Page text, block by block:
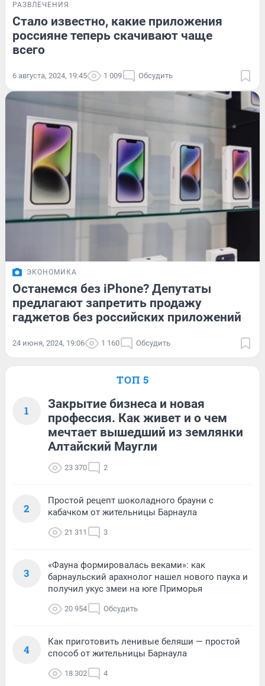
РАЗВЛЕЧЕНИЯ
Стало известно, какие приложения
россияне теперь скачивают чаще
всего
6 августа, 2024, 19:45 1 009 Обсудить
ЭКОНОМИКА
Останемся без iPhone? Депутаты
предлагают запретить продажу
гаджетов без российских приложений
24 июня, 2024, 19:06 1 160 Обсудить
ТОП 5
1
Закрытие бизнеса и новая
профессия. Как живет и о чем
мечтает вышедший из землянки
Алтайский Маугли
23 370 2
2
Простой рецепт шоколадного брауни с
кабачком от жительницы Барнаула
21 311 3
3
«Фауна формировалась веками»: как
барнаульский арахнолог нашел нового паука и
получил укус змеи на юге Приморья
20 954 Обсудить
4
Как приготовить ленивые беляши — простой
способ от жительницы Барнаула
18 302 4